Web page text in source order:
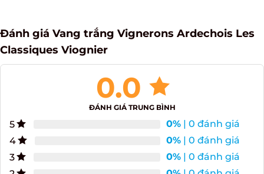
Đánh giá Vang trắng Vignerons Ardechois Les
Classiques Viognier
0.0
5 0% | 0 đánh giá
4
0% | 0 đánh giá